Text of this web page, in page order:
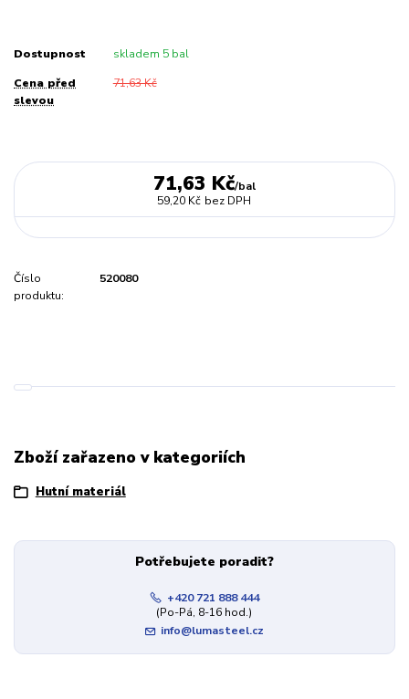
Dostupnost skladem 5 bal
Cena před
slevou
71,63 Kč
71,63 Kč/bal
59,20 Kč bez DPH
Číslo
produktu:
520080
Zboží zařazeno v kategoriích
Hutní materiál
Potřebujete poradit?
+420 721 888 444
(Po-Pá, 8-16 hod.)
info@lumasteel.cz